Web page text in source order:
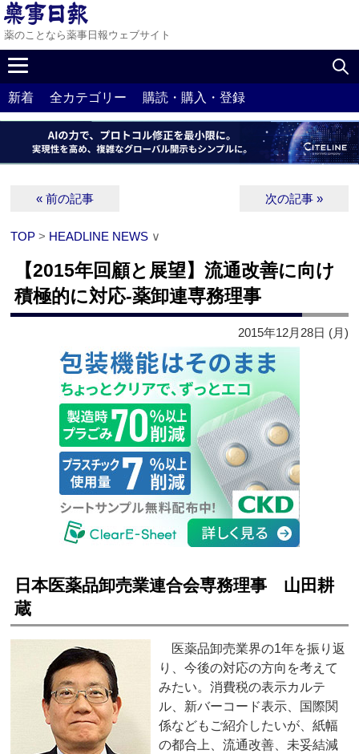
薬のことなら薬事日報ウェブサイト
新着 全カテゴリー 購読・購入・登録
« 前の記事 次の記事 »
TOP > HEADLINE NEWS ∨
【2015年回顧と展望】流通改善に向け
積極的に対応‐薬卸連専務理事
2015年12月28日 (月)
日本医薬品卸売業連合会専務理事 山田耕
蔵
医薬品卸売業界の1年を振り返
り、今後の対応の方向を考えて
みたい。消費税の表示カルテ
ル、新バーコード表示、国際関
係などもご紹介したいが、紙幅
の都合上、流通改善、未妥結減